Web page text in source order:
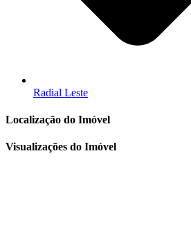
Radial Leste
Localização do Imóvel
Visualizações do Imóvel